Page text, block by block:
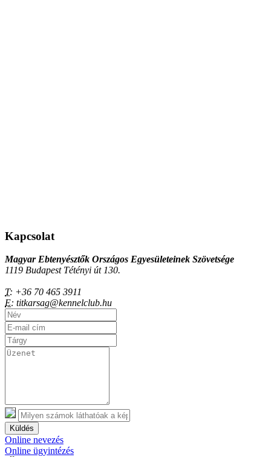
Kapcsolat
Magyar Ebtenyésztők Országos Egyesületeinek Szövetsége
1119 Budapest Tétényi út 130.
T: +36 70 465 3911
E: titkarsag@kennelclub.hu
Küldés
Online nevezés
Online ügyintézés